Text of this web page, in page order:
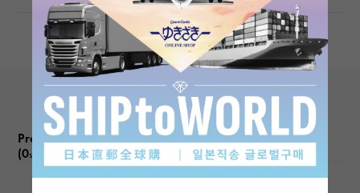
文字盤色
Product reviews
(0subject